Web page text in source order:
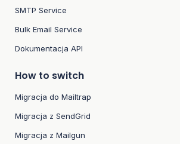
SMTP Service
Bulk Email Service
Dokumentacja API
How to switch
Migracja do Mailtrap
Migracja z SendGrid
Migracja z Mailgun